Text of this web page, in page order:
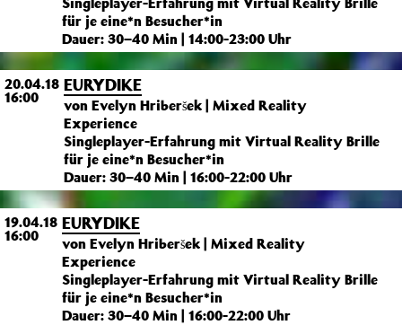
für je eine*n Besucher*in
Dauer: 30–40 Min | 14:00-23:00 Uhr
20.04.18
16:00
EURYDIKE
von Evelyn Hriberšek | Mixed Reality
Experience
Singleplayer-Erfahrung mit Virtual Reality Brille
für je eine*n Besucher*in
Dauer: 30–40 Min | 16:00-22:00 Uhr
19.04.18
16:00
EURYDIKE
von Evelyn Hriberšek | Mixed Reality
Experience
Singleplayer-Erfahrung mit Virtual Reality Brille
für je eine*n Besucher*in
Dauer: 30–40 Min | 16:00-22:00 Uhr